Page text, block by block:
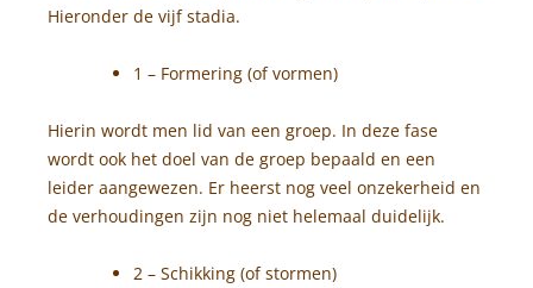
Hieronder de vijf stadia.
1 – Formering (of vormen)
Hierin wordt men lid van een groep. In deze fase
wordt ook het doel van de groep bepaald en een
leider aangewezen. Er heerst nog veel onzekerheid en
de verhoudingen zijn nog niet helemaal duidelijk.
2 – Schikking (of stormen)